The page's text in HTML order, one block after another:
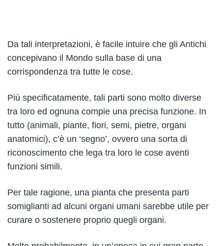
Da tali interpretazioni, è facile intuire che gli Antichi
concepivano il Mondo sulla base di una
corrispondenza tra tutte le cose.
Più specificatamente, tali parti sono molto diverse
tra loro ed ognuna compie una precisa funzione. In
tutto (animali, piante, fiori, semi, pietre, organi
anatomici), c’è un ‘segno’, ovvero una sorta di
riconoscimento che lega tra loro le cose aventi
funzioni simili.
Per tale ragione, una pianta che presenta parti
somiglianti ad alcuni organi umani sarebbe utile per
curare o sostenere proprio quegli organi.